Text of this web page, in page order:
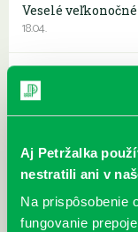
Aj Petržalka
nestratili ani v
Na prispôsobenie
fungovanie
Veselé
18.04.